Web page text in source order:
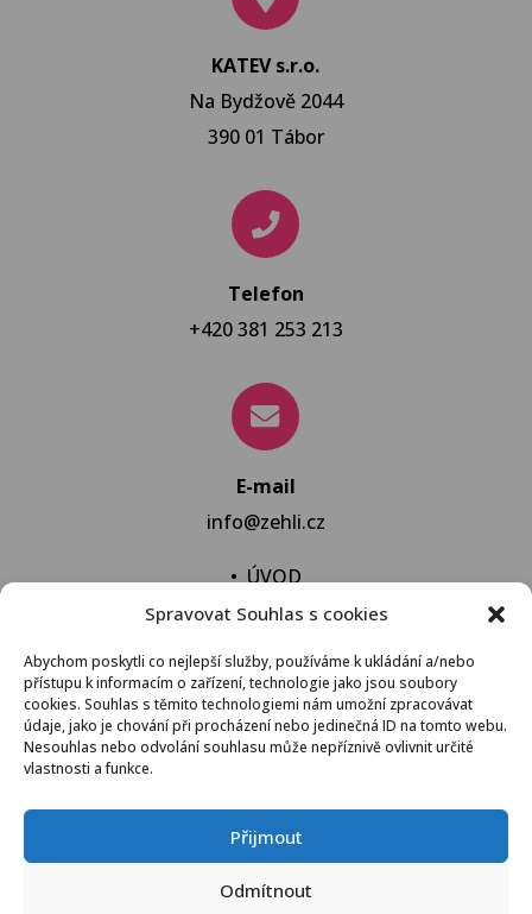
Spravovat Souhlas s cookies
Abychom poskytli co nejlepší služby, používáme k ukládání a/nebo
přístupu k informacím o zařízení, technologie jako jsou soubory
cookies. Souhlas s těmito technologiemi nám umožní zpracovávat
údaje, jako je chování při procházení nebo jedinečná ID na tomto webu.
Nesouhlas nebo odvolání souhlasu může nepříznivě ovlivnit určité
vlastnosti a funkce.
Přijmout
Odmítnout
KATEV s.r.o.
Na Bydžově 2044
390 01 Tábor
Telefon
+420 381 253 213
E-mail
info@zehli.cz
•ÚVOD
• NOVINKY
•NECHAT VYPRAT
•KONTAKT
VŠEOBECNÉ OBCHODNÍ PODMÍNKY
© 2021 Žehli.cz – Na praní a žehlení je život příliš